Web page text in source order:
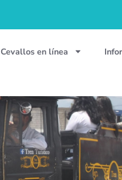
Cevallos en línea